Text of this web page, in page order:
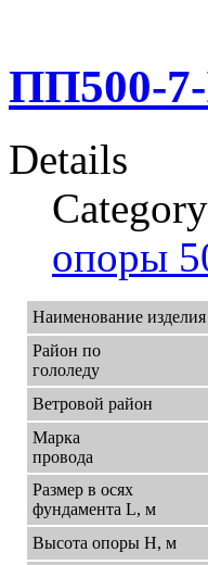
ПП500-
Details
опоры
Наименование изделия
Район по
гололеду
Ветровой район
Марка
провода
Размер в осях
фундамента L, м
Высота опоры Н, м